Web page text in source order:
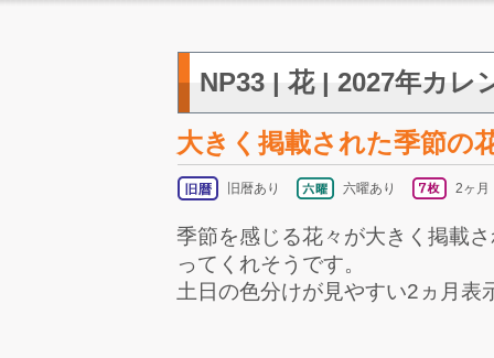
NP33 | 花 | 2027年カレ
大きく掲載された季節の
旧暦あり 六曜あり 2ヶ月
季節を感じる花々が大きく掲載
ってくれそうです。
土日の色分けが見やすい2ヵ月表